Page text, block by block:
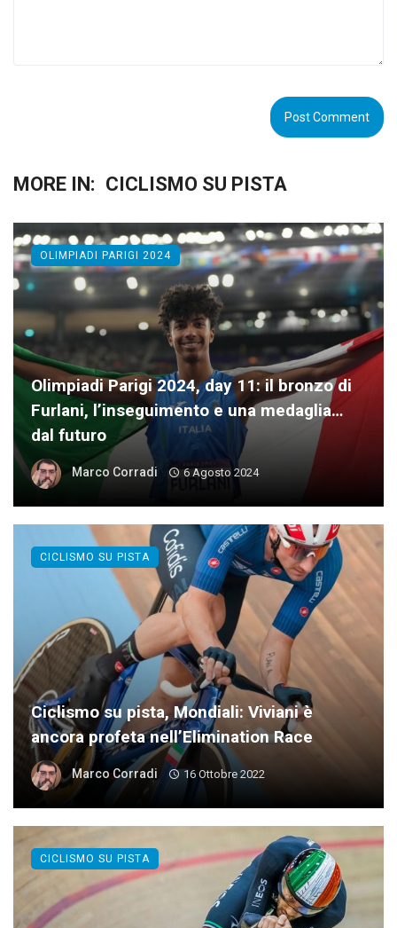
MORE IN: CICLISMO SU PISTA
Olimpiadi Parigi 2024, day 11: il bronzo di
Furlani, l’inseguimento e una medaglia…
dal futuro
Marco Corradi 6 Agosto 2024
OLIMPIADI PARIGI 2024
Ciclismo su pista, Mondiali: Viviani è
ancora profeta nell’Elimination Race
Marco Corradi 16 Ottobre 2022
CICLISMO SU PISTA
CICLISMO SU PISTA